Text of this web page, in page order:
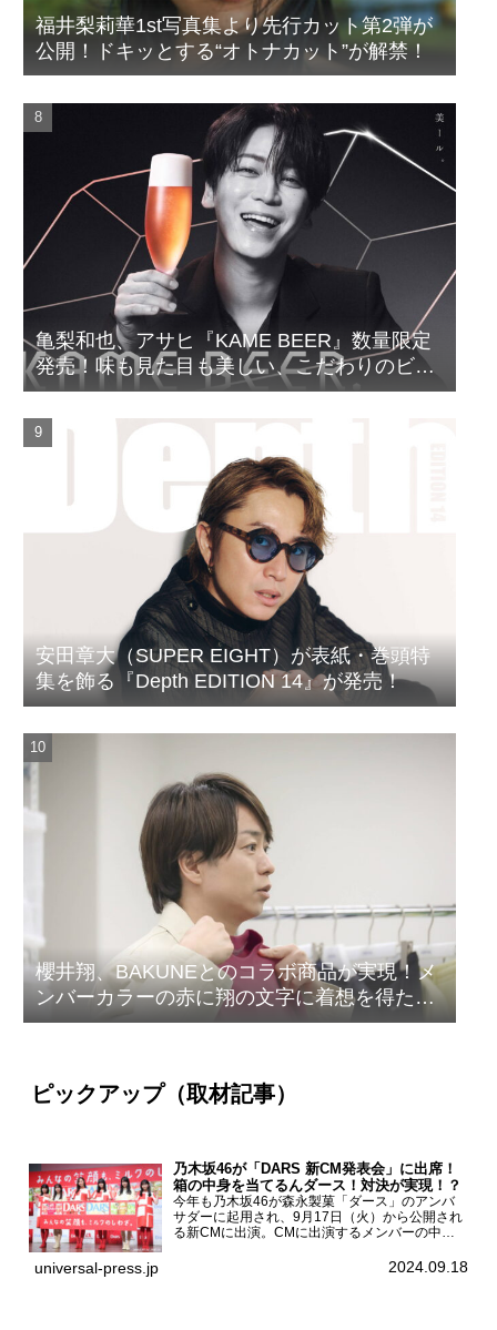
福井梨莉華1st写真集より先行カット第2弾が
公開！ドキッとする“オトナカット”が解禁！
亀梨和也、アサヒ『KAME BEER』数量限定
発売！味も見た目も美しい、こだわりのビー
ルがついに完成
安田章大（SUPER EIGHT）が表紙・巻頭特
集を飾る『Depth EDITION 14』が発売！
櫻井翔、BAKUNEとのコラボ商品が実現！メ
ンバーカラーの赤に翔の文字に着想を得たデ
ザイン
ピックアップ（取材記事）
乃木坂46が「DARS 新CM発表会」に出席！
箱の中身を当てるんダース！対決が実現！？
今年も乃木坂46が森永製菓「ダース」のアンバ
サダーに起用され、9月17日（火）から公開され
る新CMに出演。CMに出演するメンバーの中か
一ノ瀬美空、菅原咲月が都内にて開催された
universal-press.jp 2024.09.18